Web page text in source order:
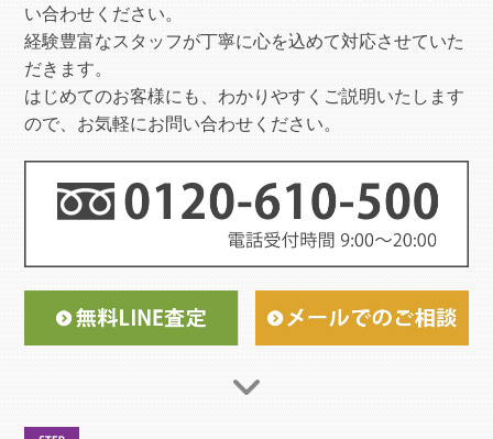
い合わせください。
経験豊富なスタッフが丁寧に心を込めて対応させていた
だきます。
はじめてのお客様にも、わかりやすくご説明いたします
ので、お気軽にお問い合わせください。